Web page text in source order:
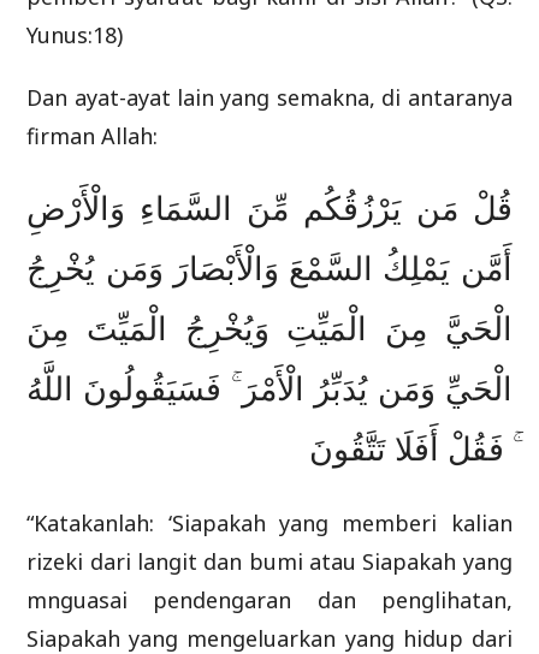
Yunus:18)
Dan ayat-ayat lain yang semakna, di antaranya
firman Allah:
قُلْ مَن يَرْزُقُكُم مِّنَ السَّمَاءِ وَالْأَرْضِ
أَمَّن يَمْلِكُ السَّمْعَ وَالْأَبْصَارَ وَمَن يُخْرِجُ
الْحَيَّ مِنَ الْمَيِّتِ وَيُخْرِجُ الْمَيِّتَ مِنَ
الْحَيِّ وَمَن يُدَبِّرُ الْأَمْرَ ۚ فَسَيَقُولُونَ اللَّهُ
ۚ فَقُلْ أَفَلَا تَتَّقُونَ
“Katakanlah: ‘Siapakah yang memberi kalian
rizeki dari langit dan bumi atau Siapakah yang
mnguasai pendengaran dan penglihatan,
Siapakah yang mengeluarkan yang hidup dari